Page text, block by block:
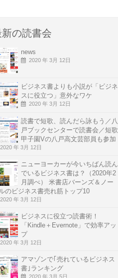
の読書会
news
2020 年 3月 12日
ビジネス書よりも小説が「ビジネ
スに役立つ」意外なワケ
2020 年 3月 12日
読書で短歌、読んだら詠もう／八
戸ブックセンターで読書会／短歌
甲子園Vの八戸高文芸部員も参加
2020 年 3月 12日
ニューヨーカーが今いちばん読ん
でいるビジネス書は？（2020年2
月調べ） 米書店バーンズ＆ノー
のビジネス書売れ筋トップ10
2020 年 3月 12日
ビジネスに役立つ読書術！
「Kindle＋Evernote」で効率アッ
プ
2020 年 3月 12日
アマゾンで｢売れているビジネス
書｣ランキング
2020 年 3月 5日